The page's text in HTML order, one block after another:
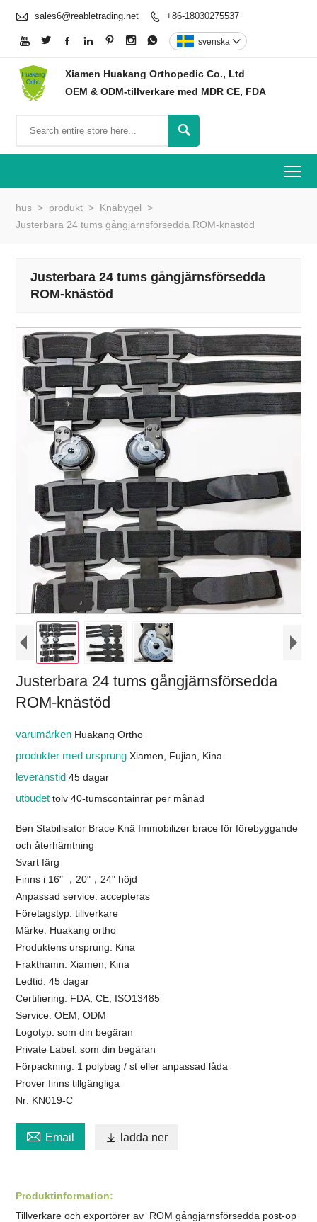
 sales6@reabletrading.net  +86-18030275537
       svenska 
Xiamen Huakang Orthopedic Co., Ltd
OEM & ODM-tillverkare med MDR CE, FDA

hus > produkt > Knäbygel >
Justerbara 24 tums gångjärnsförsedda ROM-knästöd
Justerbara 24 tums gångjärnsförsedda
ROM-knästöd
Justerbara 24 tums gångjärnsförsedda
ROM-knästöd
varumärken Huakang Ortho
produkter med ursprungXiamen, Fujian, Kina
leveranstid45 dagar
utbudettolv 40-tumscontainrar per månad
Ben Stabilisator Brace Knä Immobilizer brace för förebyggande
och återhämtning
Svart färg
Finns i 16" ，20"，24" höjd
Anpassad service: accepteras
Företagstyp: tillverkare
Märke: Huakang ortho
Produktens ursprung: Kina
Frakthamn: Xiamen, Kina
Ledtid: 45 dagar
Certifiering: FDA, CE, ISO13485
Service: OEM, ODM
Logotyp: som din begäran
Private Label: som din begäran
Förpackning: 1 polybag / st eller anpassad låda
Prover finns tillgängliga
Nr: KN019-C
 Email  ladda ner
Produktinformation:
Tillverkare och exportörer av ROM gångjärnsförsedda post-op